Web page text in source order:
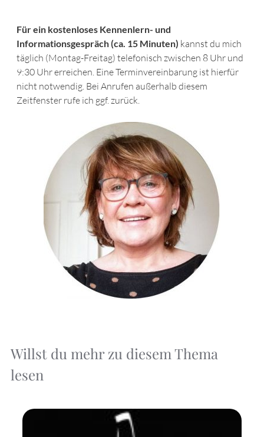
Für ein kostenloses Kennenlern- und
Informationsgespräch (ca. 15 Minuten) kannst du mich
täglich (Montag-Freitag) telefonisch zwischen 8 Uhr und
9:30 Uhr erreichen. Eine Terminvereinbarung ist hierfür
nicht notwendig. Bei Anrufen außerhalb diesem
Zeitfenster rufe ich ggf. zurück.
Willst du mehr zu diesem Thema
lesen